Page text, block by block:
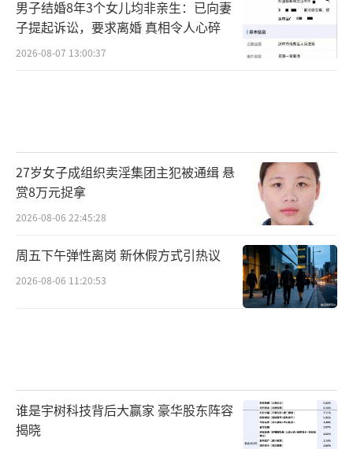
男子结婚8年3个女儿均非亲生：已向妻
子提起诉讼，要求离婚 真相令人心碎
2026-08-07 13:00:37
27岁女子成组织卖淫集团主犯被通缉 悬
赏8万元捉拿
2026-08-06 22:45:28
周五下午弹性离岗 新休假方式引热议
2026-08-06 11:20:53
谁是宇树科技背后大赢家 豪华股东阵容
揭晓